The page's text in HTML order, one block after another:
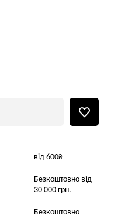
від 600₴
Безкоштовно від
30 000 грн.
Безкоштовно